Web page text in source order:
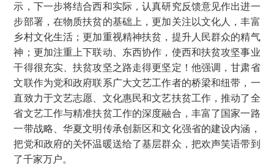
示，下一步将结合西和实际，认真研究反馈意见作出进一
步部署，在物质扶贫的基础上，更加关注 以文化人，丰富
乡村文化生活；更加重视精神扶贫，提升人民群众的精气
神；更加注重上下联动、东西协作 ， 使西和扶贫攻坚事业
干得很充实、扶贫攻坚之路走得更坚定！他强调，甘肃省
文联作为党和政府联系广大文艺工作者的桥梁和纽带，一
直致力于文艺志愿、文化惠民和文艺扶贫工作，推动了全
省文艺工作与精准扶贫工作的深度融合，丰富了国家一路
一带战略、华夏文明传承创新区和文化强省的建设内涵，
把党和政府的关怀温暖送给了基层群众，把欢声笑语带到
了千家万户。